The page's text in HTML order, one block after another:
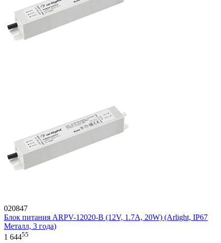
020847
Блок питания ARPV-12020-B (12V, 1.7A, 20W) (Arlight, IP67
Металл, 3 года)
1 64455